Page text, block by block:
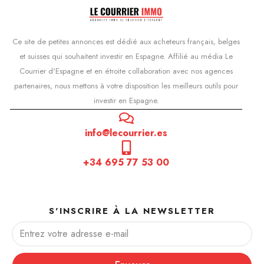
Ce site de petites annonces est dédié aux acheteurs français, belges
et suisses qui souhaitent investir en Espagne. Affilié au média Le
Courrier d'Espagne et en étroite collaboration avec nos agences
partenaires, nous mettons à votre disposition les meilleurs outils pour
investir en Espagne.
info@lecourrier.es
+34 695 77 53 00
S'INSCRIRE À LA NEWSLETTER